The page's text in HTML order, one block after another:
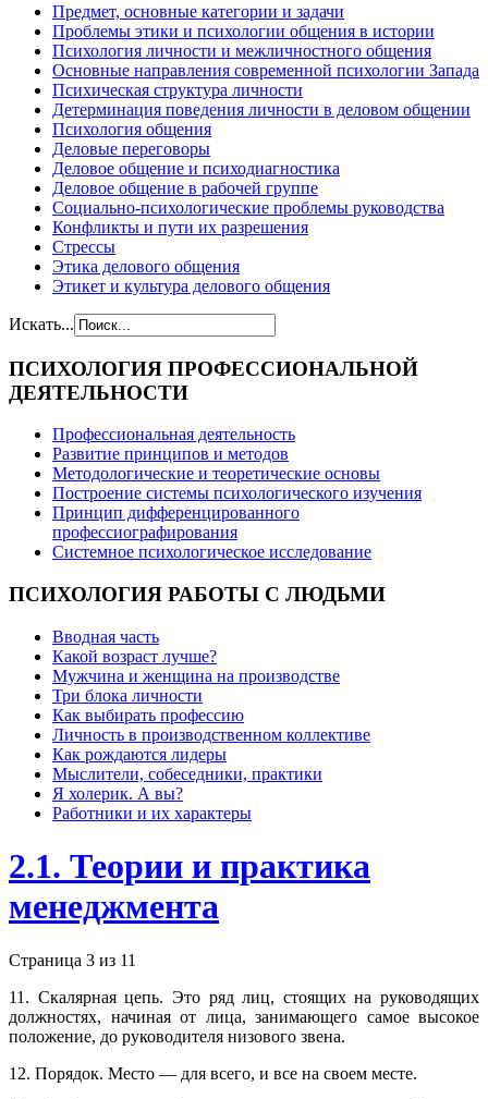
Предмет, основные категории и задачи
Проблемы этики и психологии общения в истории
Психология личности и межличностного общения
Основные направления современной психологии Запада
Психическая структура личности
Детерминация поведения личности в деловом общении
Психология общения
Деловые переговоры
Деловое общение и психодиагностика
Деловое общение в рабочей группе
Cоциально-психологические проблемы руководства
Конфликты и пути их разрешения
Стрессы
Этика делового общения
Этикет и культура делового общения
Искать...
ПСИХОЛОГИЯ ПРОФЕССИОНАЛЬНОЙ
ДЕЯТЕЛЬНОСТИ
Профессиональная деятельность
Развитие принципов и методов
Методологические и теоретические основы
Построение системы психологического изучения
Принцип дифференцированного
профессиографирования
Системное психологическое исследование
ПСИХОЛОГИЯ РАБОТЫ С ЛЮДЬМИ
Вводная часть
Какой возраст лучше?
Мужчина и женщина на производстве
Три блока личности
Как выбирать профессию
Личность в производственном коллективе
Как рождаются лидеры
Мыслители, собеседники, практики
Я холерик. А вы?
Работники и их характеры
2.1. Теории и практика
менеджмента
Страница 3 из 11
11. Скалярная цепь. Это ряд лиц, стоящих на руководящих
должностях, начиная от лица, занимающего самое высокое
положение, до руководителя низового звена.
12. Порядок. Место — для всего, и все на своем месте.